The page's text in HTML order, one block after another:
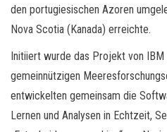
den portugiesischen Azoren
Nova Scotia (Kanada) erreichte.
Initiiert wurde das Projekt von IBM
gemeinnützigen
entwickelten gemeinsam die
Lernen und Analysen in Echtzeit,